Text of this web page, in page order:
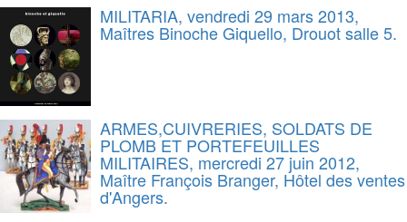
MILITARIA, vendredi 29 mars 2013,
Maîtres Binoche Giquello, Drouot salle 5.
ARMES,CUIVRERIES, SOLDATS DE
PLOMB ET PORTEFEUILLES
MILITAIRES, mercredi 27 juin 2012,
Maître François Branger, Hôtel des ventes
d'Angers.